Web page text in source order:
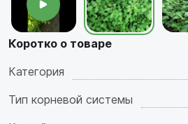
Коротко о товаре
Категория
Тип корневой системы